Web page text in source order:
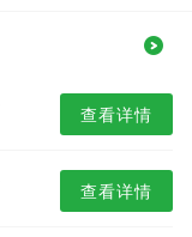
查看详情
查看详情